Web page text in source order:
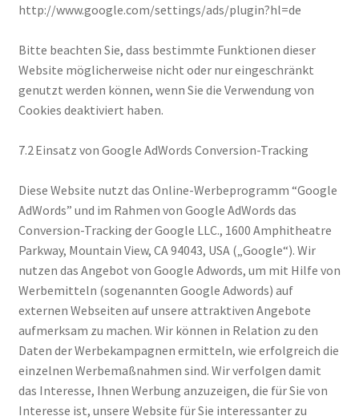
http://www.google.com/settings/ads/plugin?hl=de
Bitte beachten Sie, dass bestimmte Funktionen dieser
Website möglicherweise nicht oder nur eingeschränkt
genutzt werden können, wenn Sie die Verwendung von
Cookies deaktiviert haben.
7.2 Einsatz von Google AdWords Conversion-Tracking
Diese Website nutzt das Online-Werbeprogramm “Google
AdWords” und im Rahmen von Google AdWords das
Conversion-Tracking der Google LLC., 1600 Amphitheatre
Parkway, Mountain View, CA 94043, USA („Google“). Wir
nutzen das Angebot von Google Adwords, um mit Hilfe von
Werbemitteln (sogenannten Google Adwords) auf
externen Webseiten auf unsere attraktiven Angebote
aufmerksam zu machen. Wir können in Relation zu den
Daten der Werbekampagnen ermitteln, wie erfolgreich die
einzelnen Werbemaßnahmen sind. Wir verfolgen damit
das Interesse, Ihnen Werbung anzuzeigen, die für Sie von
Interesse ist, unsere Website für Sie interessanter zu